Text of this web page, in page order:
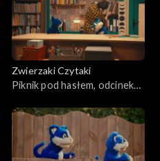
Zwierzaki Czytaki
Piknik pod hasłem, odcinek